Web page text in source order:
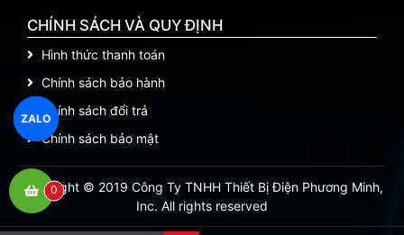
CHÍNH SÁCH VÀ QUY ĐỊNH
Hình thức thanh toán
Chính sách bảo hành
Chính sách đổi trả
Chính sách bảo mật
Copyright © 2019 Công Ty TNHH Thiết Bị Điện Phương Minh,
Inc. All rights reserved
0
ZALO